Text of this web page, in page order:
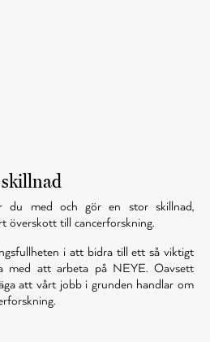
du med och gör en stor skillnad,
överskott till cancerforskning.
i att bidra till ett så viktigt
med att arbeta på NEYE. Oavsett
att vårt jobb i grunden handlar om